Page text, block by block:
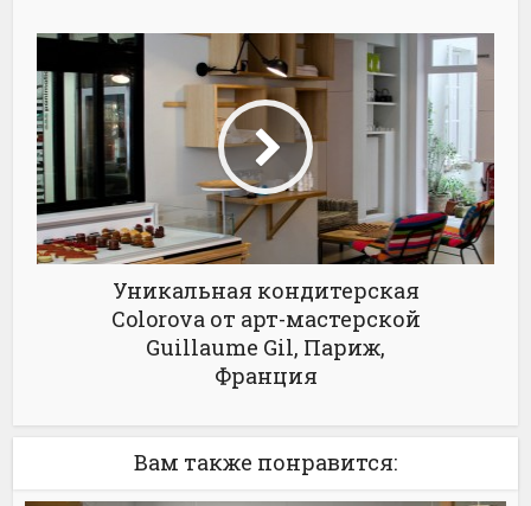
Уникальная кондитерская
Colorova от арт-мастерской
Guillaume Gil, Париж,
Франция
Вам также понравится: